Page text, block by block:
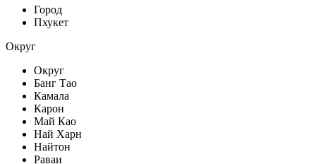
Город
Пхукет
Округ
Округ
Банг Тао
Камала
Карон
Май Као
Най Харн
Найтон
Раваи